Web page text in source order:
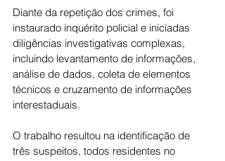
Diante da repetição dos crimes, foi
instaurado inquérito policial e iniciadas
diligências investigativas complexas,
incluindo levantamento de informações,
análise de dados, coleta de elementos
técnicos e cruzamento de informações
interestaduais.
O trabalho resultou na identificação de
três suspeitos, todos residentes no